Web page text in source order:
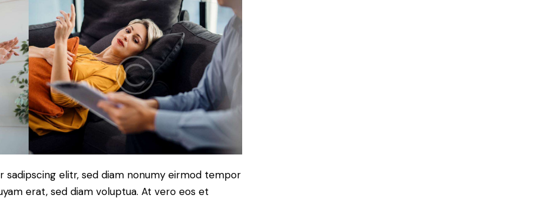
elitr, sed diam nonumy eirmod tempor
erat, sed diam voluptua. At vero eos et